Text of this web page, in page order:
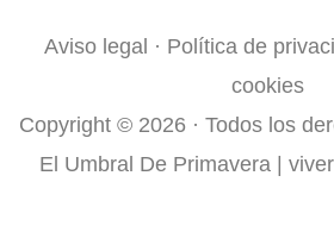
o
k
-
e
g
a
m
Aviso legal · Política de
cookies
Copyright © 2026 · Todos los
El Umbral De Primavera |